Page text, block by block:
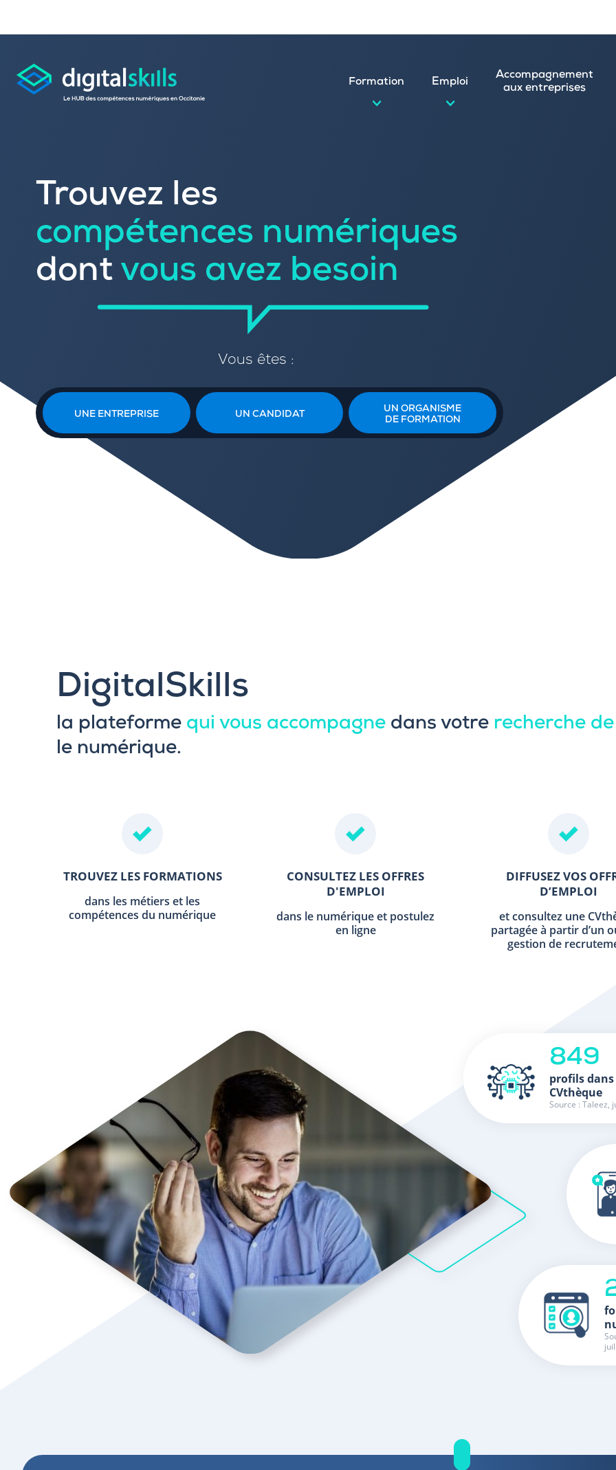
Formation
Rechercher une formation dans le numérique
Référencer votre offre de formation
Emploi
Publier vos offres d’emploi
Trouver un candidat (CVthèque)
Sourcer une école
Accompagnement
aux entreprises
Trouvez les
compétences numériques
dont vous avez besoin
Vous êtes :
UNE ENTREPRISE UN CANDIDAT
UN ORGANISME
DE FORMATION
DigitalSkills
la plateforme qui vous accompagne dans votre recherche
le numérique.
TROUVEZ LES FORMATIONS
dans les métiers et les
compétences du numérique
CONSULTEZ LES OFFRES
D'EMPLOI
dans le numérique et postulez
en ligne
DIFFUSEZ VOS
D’EMPLOI
et consultez une
partagée à partir d’un
gestion de
849
profils
CVthèque
Source : Taleez,